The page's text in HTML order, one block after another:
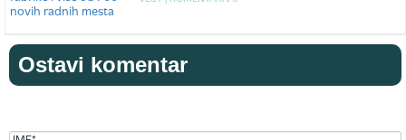
Ostavi komentar